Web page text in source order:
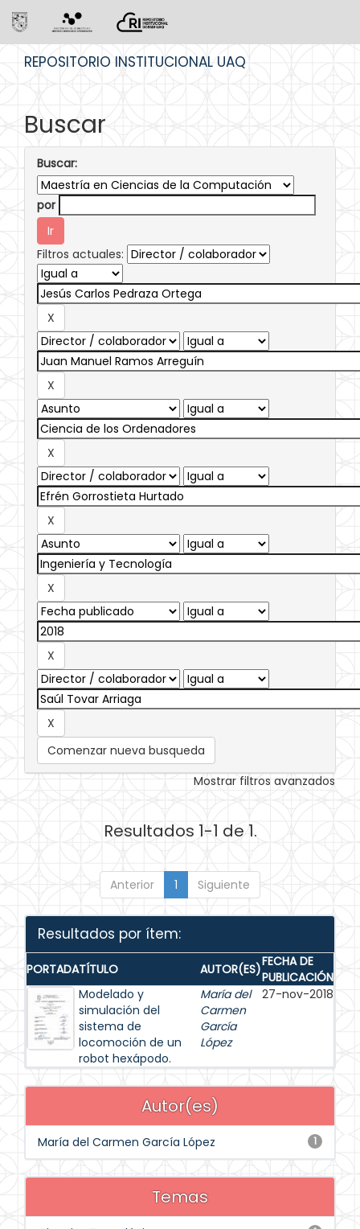
REPOSITORIO INSTITUCIONAL UAQ
Buscar
Buscar:
por
Filtros actuales:
Comenzar nueva busqueda
Mostrar filtros avanzados
Resultados 1-1 de 1.
Anterior 1 Siguiente
Resultados por ítem:
PORTADATÍTULO AUTOR(ES)FECHA DE
PUBLICACIÓN
Modelado y
simulación del
sistema de
locomoción de un
robot hexápodo.
María del
Carmen
García
López
27-nov-2018
Autor(es)
1
María del Carmen García López
Temas